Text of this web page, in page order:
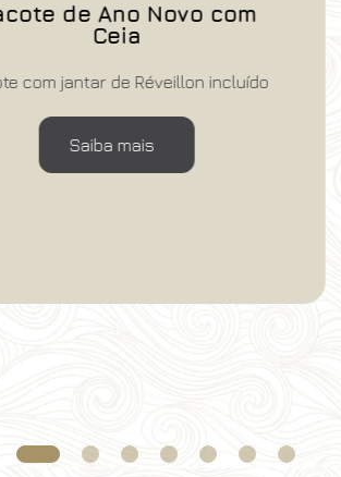
de Ano Novo com
Ceia
com jantar de Réveillon incluído
Saiba mais